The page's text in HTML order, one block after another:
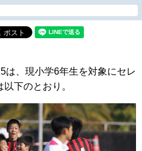
は、現小学6年生を対象にセレ
下のとおり。